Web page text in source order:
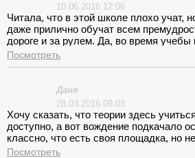
10.06.2016 12:06
Читала, что в этой школе плохо учат,
даже прилично обучат всем
дороге и за рулем. Да, во время учебы
что тебя будто пропускают через
Посмотреть
Даня
28.03.2016 09:03
Хочу сказать, что теории здесь
доступно, а вот вождение подкачало
классно, что есть своя площадка, но
часть времени кататься там!
Посмотреть